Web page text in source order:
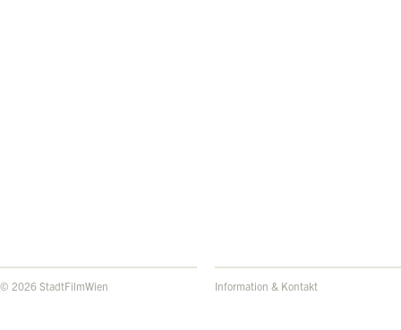
© 2026 StadtFilmWien Information & Kontakt